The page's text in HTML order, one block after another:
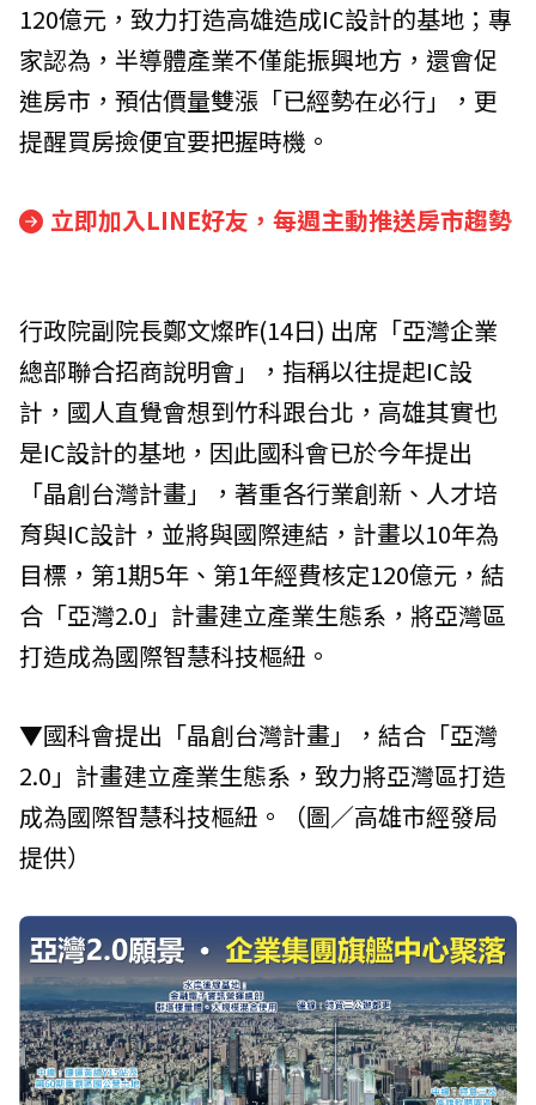
120億元，致力打造高雄造成IC設計的基地；專
家認為，半導體產業不僅能振興地方，還會促
進房市，預估價量雙漲「已經勢在必行」，更
提醒買房撿便宜要把握時機。
立即加入LINE好友，每週主動推送房市趨勢
行政院副院長鄭文燦昨(14日) 出席「亞灣企業
總部聯合招商說明會」，指稱以往提起IC設
計，國人直覺會想到竹科跟台北，高雄其實也
是IC設計的基地，因此國科會已於今年提出
「晶創台灣計畫」，著重各行業創新、人才培
育與IC設計，並將與國際連結，計畫以10年為
目標，第1期5年、第1年經費核定120億元，結
合「亞灣2.0」計畫建立產業生態系，將亞灣區
打造成為國際智慧科技樞紐。
▼國科會提出「晶創台灣計畫」，結合「亞灣
2.0」計畫建立產業生態系，致力將亞灣區打造
成為國際智慧科技樞紐。（圖／高雄市經發局
提供）